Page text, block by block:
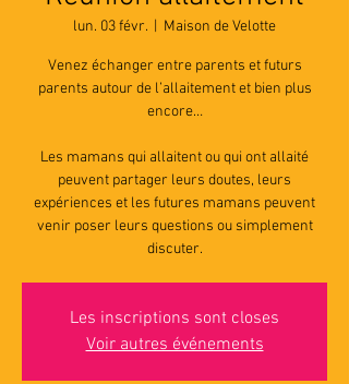
lun. 03 févr. Maison de Velotte
Venez échanger entre parents et futurs
parents autour de l’allaitement et bien plus
encore…
Les mamans qui allaitent ou qui ont allaité
peuvent partager leurs doutes, leurs
expériences et les futures mamans peuvent
venir poser leurs questions ou simplement
discuter.
Les inscriptions sont closes
Voir autres événements